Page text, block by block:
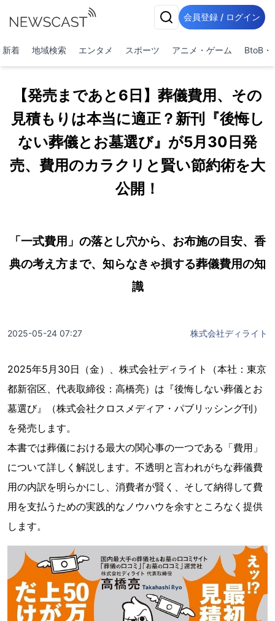
会員登録 / ログイン
新着 地域検索 エンタメ スポーツ アニメ・ゲーム BtoB・
【発売まであと6日】葬儀費用、その
見積もりは本当に適正？新刊『後悔し
ない葬儀とお墓選び』が5月30日発
売、費用のカラクリと賢い節約術を大
公開！
「一式費用」の落とし穴から、お布施の目安、香
典の考え方まで、知らなきゃ損する葬儀費用の知
識
2025-05-24 07:27 株式会社ディライト
2025年5月30日（金）、株式会社ディライト（本社：東京
都新宿区、代表取締役：高橋亮）は『後悔しない葬儀とお
墓選び』（株式会社クロスメディア・パブリッシング刊）
を発売します。
本書では葬儀における最大の関心事の一つである「費用」
について詳しく解説します。不透明と言われがちな葬儀費
用の内訳を明らかにし、消費者が賢く、そして納得して費
用を支払うための実践的なノウハウを余すところなく提供
します。